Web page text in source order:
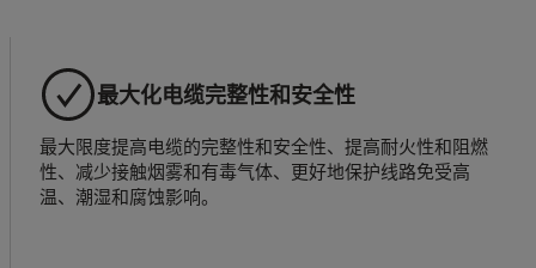
最大化电缆完整性和安全性
最大限度提高电缆的完整性和安全性、提高耐火性和阻燃
性、减少接触烟雾和有毒气体、更好地保护线路免受高
温、潮湿和腐蚀影响。